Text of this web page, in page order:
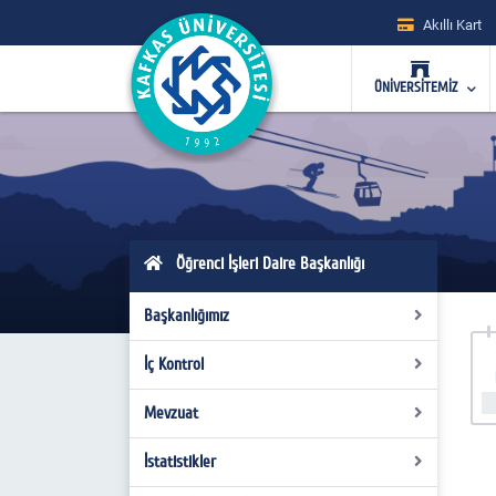
Akıllı Kart
ÜNİVERSİTEMİZ
Öğrenci İşleri Daire Başkanlığı
Başkanlığımız
Hakkımızda
Misyon - Vizyon
Yönetim
İç Kontrol
Organizasyon Şeması
Görev Tanımları
Mevzuat
Kanunlar
İstatistikler